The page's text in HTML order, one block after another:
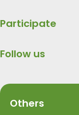
Participate
Follow us
Others